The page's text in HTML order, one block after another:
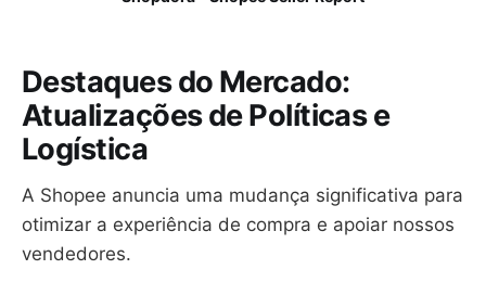
Destaques do Mercado:
Atualizações de Políticas e
Logística
A Shopee anuncia uma mudança significativa para
otimizar a experiência de compra e apoiar nossos
vendedores.